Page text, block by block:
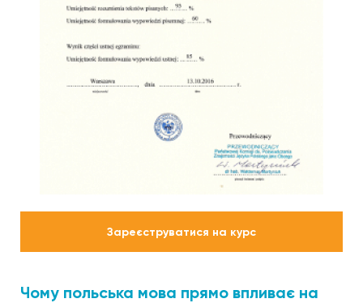
Зареєструватися на курс
Чому польська мова прямо впливає на